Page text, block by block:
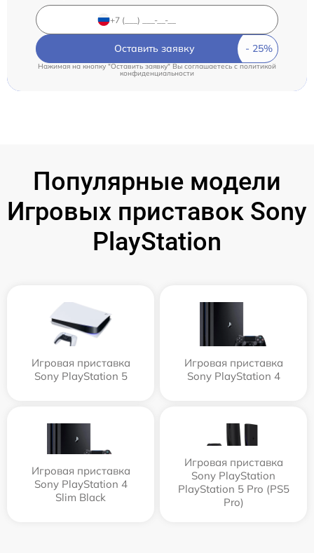
Оставить заявку
Нажимая на кнопку "Оставить заявку" Вы соглашаетесь cполитикой
конфиденциальности
Популярные модели
Игровых приставок Sony
PlayStation
Игровая приставка
Sony PlayStation 5
Игровая приставка
Sony PlayStation 4
Игровая приставка
Sony PlayStation 4
Slim Black
Игровая приставка
Sony PlayStation
PlayStation 5 Pro (PS5
Pro)